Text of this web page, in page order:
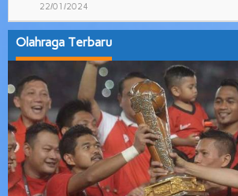
22/01/2024
Olahraga Terbaru